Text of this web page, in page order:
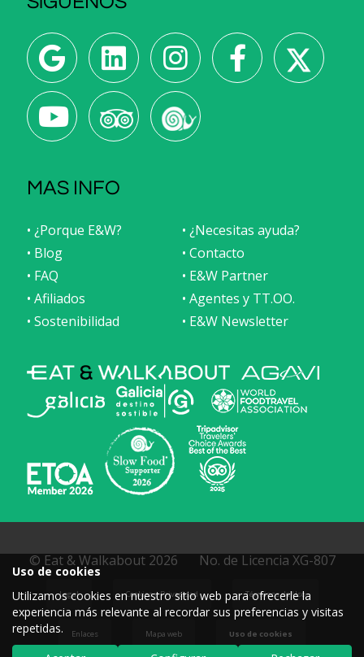
MAS INFO
• ¿Porque E&W?
• ¿Necesitas ayuda?
• Blog
• Contacto
• FAQ
• E&W Partner
• Afiliados
• Agentes y TT.OO.
• Sostenibilidad
• E&W Newsletter
© Eat & Walkabout 2026 No. de Licencia XG-807
Legal Cookies y Privacidad Términos de Uso
Enlaces Mapa web Uso de cookies
Uso de cookies
Utilizamos cookies en nuestro sitio web para ofrecerle la
experiencia más relevante al recordar sus preferencias y visitas
repetidas.